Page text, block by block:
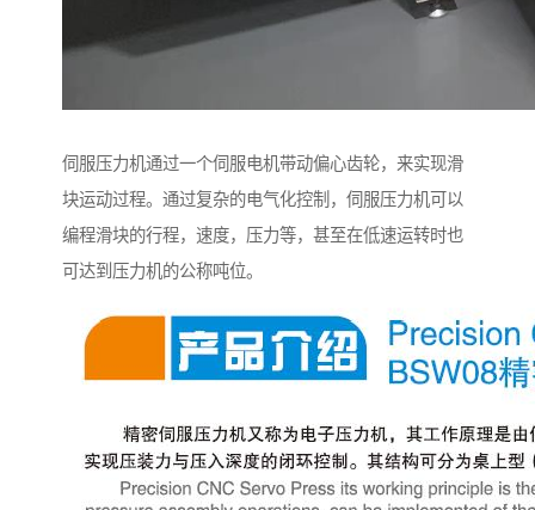
伺服压力机通过一个伺服电机带动偏心齿轮，来实现滑
块运动过程。通过复杂的电气化控制，伺服压力机可以
编程滑块的行程，速度，压力等，甚至在低速运转时也
可达到压力机的公称吨位。